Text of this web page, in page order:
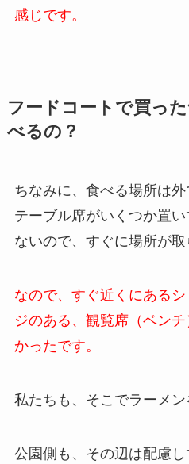
感じです。
フードコートで買っ
べるの？
ちなみに、食べる場所は外
テーブル席がいくつか置
ないので、すぐに場所が取
なので、すぐ近くにある
ジのある、観覧席（ベン
かったです。
私たちも、そこでラーメン
公園側も、その辺は配慮